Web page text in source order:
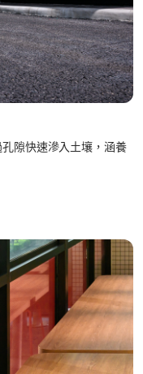
隙快速滲入土壤，涵養